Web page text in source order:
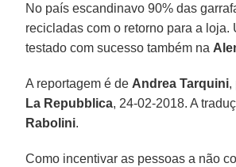
No país escandinavo 90% das
recicladas com o retorno para a loja.
testado com sucesso também na
A reportagem é de Andrea Tarquini,
La Repubblica, 24-02-2018. A
Rabolini.
Como incentivar as pessoas a não